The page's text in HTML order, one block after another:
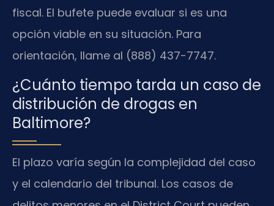
fiscal. El bufete puede evaluar si es una
opción viable en su situación. Para
orientación, llame al (888) 437-7747.
¿Cuánto tiempo tarda un caso de
distribución de drogas en
Baltimore?
El plazo varía según la complejidad del caso
y el calendario del tribunal. Los casos de